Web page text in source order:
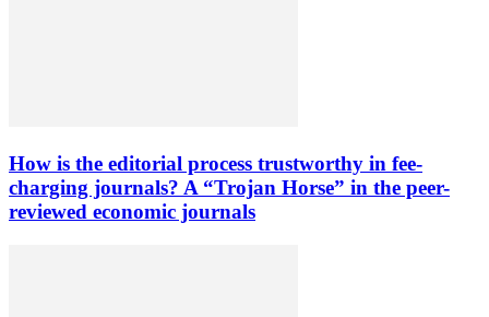
How is the editorial process trustworthy in fee-
charging journals? A “Trojan Horse” in the peer-
reviewed economic journals